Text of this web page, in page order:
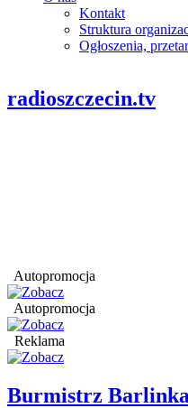
Kontakt
Struktura
Ogłoszenia,
radioszczecin.tv
Autopromocja
Autopromocja
Reklama
Burmistrz Barlinka